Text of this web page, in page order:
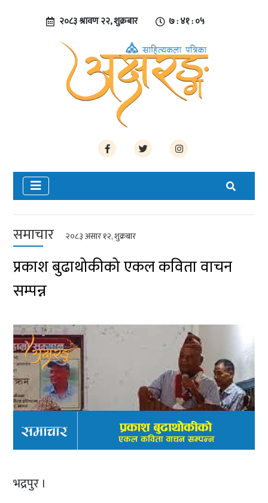
२०८३ श्रावण २२, शुक्रबार ७ : ४१ : ०५
समाचार २०८३ असार १२, शुक्रबार
प्रकाश बुढाथोकीको एकल कविता वाचन
सम्पन्न
भद्रपुर ।